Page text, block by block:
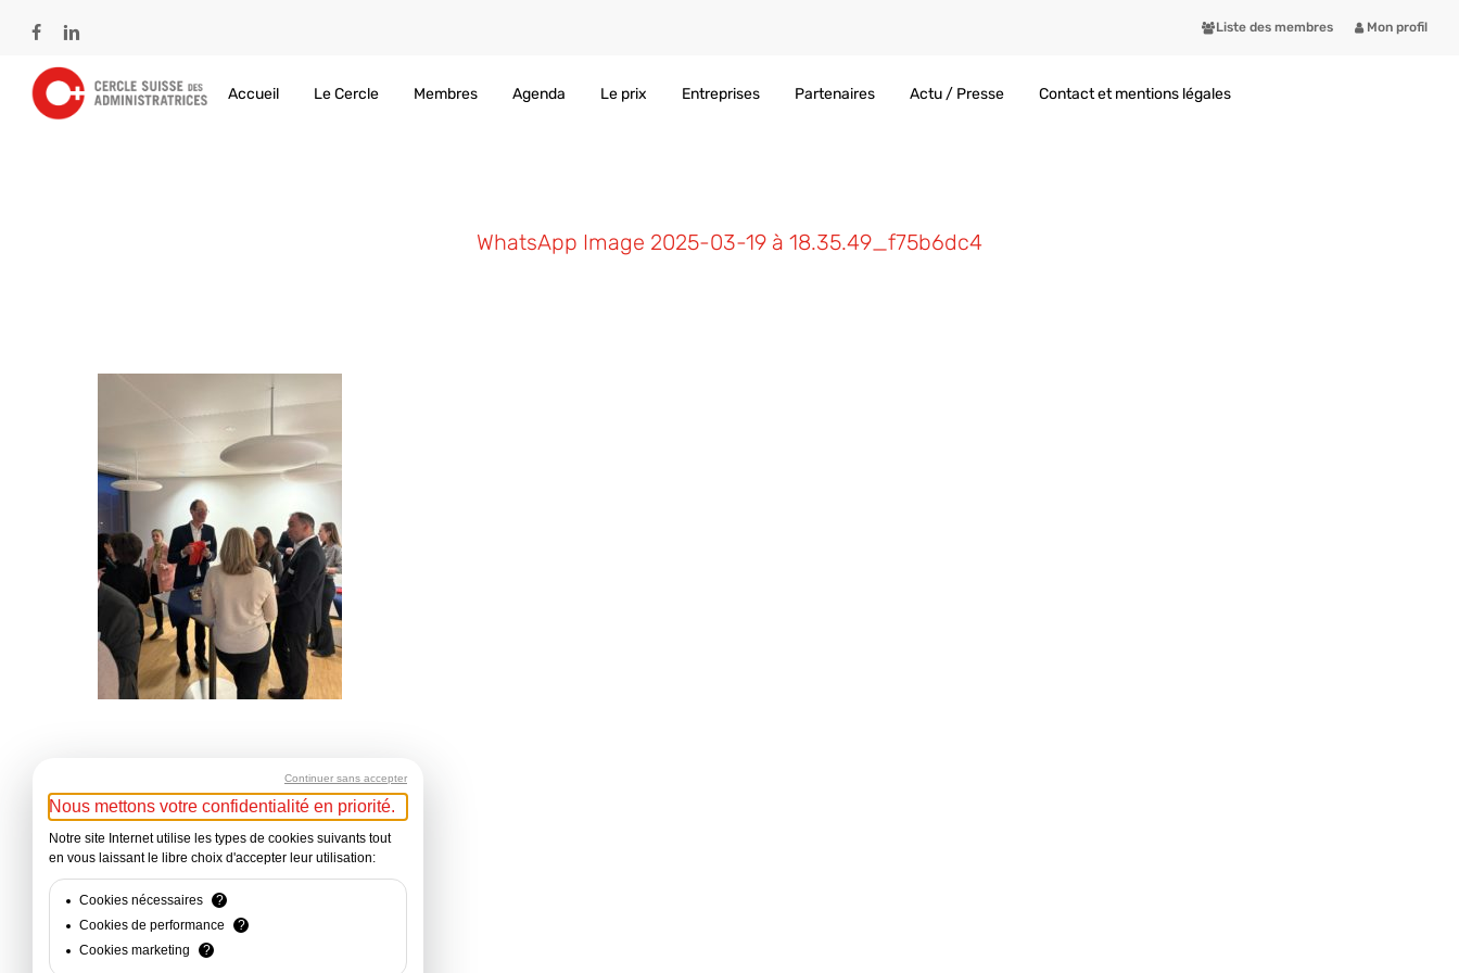
content
facebooklinkedin
Liste des membres Mon profil
Accueil Le Cercle Membres Agenda Le prix Entreprises Partenaires Actu / Presse Contact et mentions légales
WhatsApp Image 2025-03-19 à 18.35.49_f75b6dc4
Continuer sans accepter
Nous mettons votre confidentialité en priorité.
Notre site Internet utilise les types de cookies suivants tout
en vous laissant le libre choix d'accepter leur utilisation:
Cookies nécessaires
?
Cookies de performance
?
Cookies marketing
?